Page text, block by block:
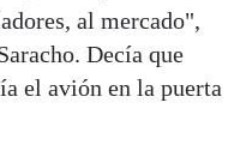
al mercado",
Decía que
el avión en la puerta